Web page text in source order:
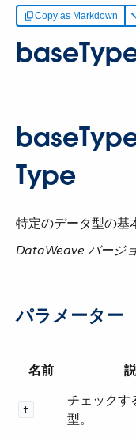
Copy as Markdown
Type
特定のデータ型の基
DataWeave バージ
パラメーター
名前
t
チェックす
型。